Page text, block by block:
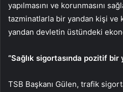
yapılmasını ve korunmasını
tazminatlarla bir yandan kişi ve
yandan devletin üstündeki
“Sağlık sigortasında pozitif bir
TSB Başkanı Gülen, trafik